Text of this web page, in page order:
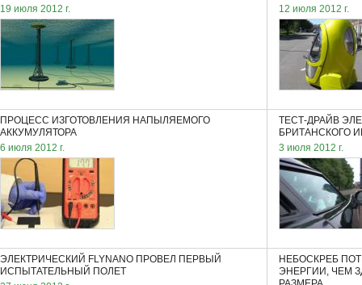
19 июля 2012 г.
12 июля 2012 г.
ПРОЦЕСС ИЗГОТОВЛЕНИЯ НАПЫЛЯЕМОГО
АККУМУЛЯТОРА
6 июля 2012 г.
ТЕСТ-ДРАЙВ
БРИТАНСКОГО
3 июля 2012 г.
ЭЛЕКТРИЧЕСКИЙ FLYNANO ПРОВЕЛ ПЕРВЫЙ
ИСПЫТАТЕЛЬНЫЙ ПОЛЕТ
НЕБОСКРЕБ
ЭНЕРГИИ, ЧЕМ